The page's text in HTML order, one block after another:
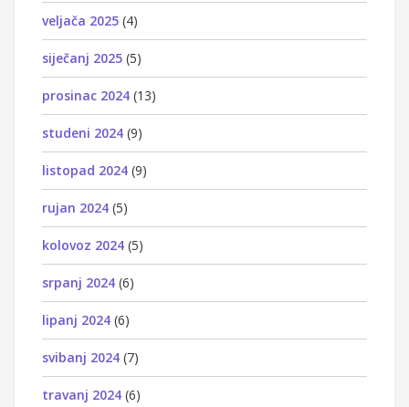
veljača 2025 (4)
siječanj 2025 (5)
prosinac 2024 (13)
studeni 2024 (9)
listopad 2024 (9)
rujan 2024 (5)
kolovoz 2024 (5)
srpanj 2024 (6)
lipanj 2024 (6)
svibanj 2024 (7)
travanj 2024 (6)